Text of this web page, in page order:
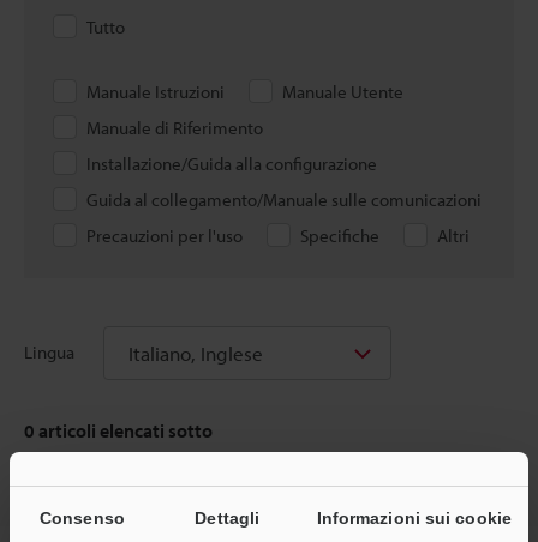
Consenso Dettagli Informazioni sui cookie
Tutto
Manuale Istruzioni
Manuale Utente
Manuale di Riferimento
Installazione/Guida alla configurazione
Guida al collegamento/Manuale sulle comunicazioni
Precauzioni per l'uso
Specifiche Altri
Lingua Italiano, Inglese
0 articoli elencati sotto